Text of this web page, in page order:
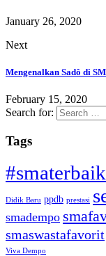
January 26, 2020
Next
Mengenalkan Sadô di
February 15, 2020
Search for:
Tags
Didik Baru ppdb prestasi
smadempo
smaswastafavorit
Viva Dempo